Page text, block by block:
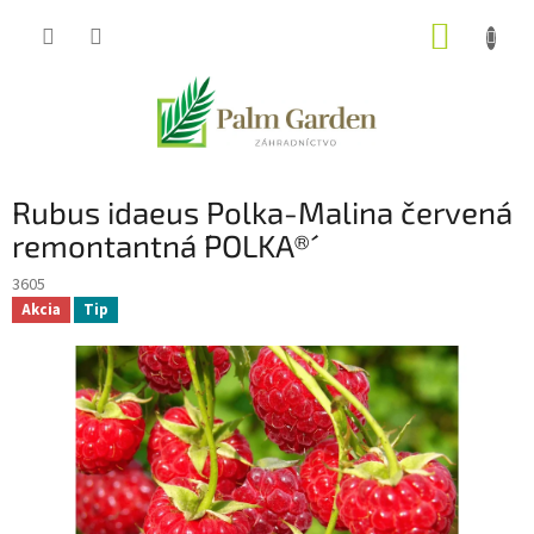
Rubus idaeus Polka-Malina červená
remontantná ´POLKA®´
3605
Akcia Tip